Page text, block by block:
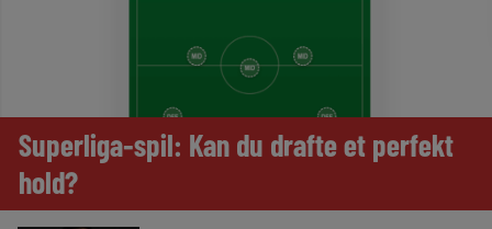
Superliga-spil: Kan du drafte et perfekt
hold?